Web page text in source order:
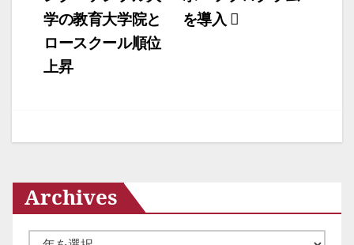
ビ
ゲ
ー
を導入
学の教育大学院と
ロースクール順位
上昇
Archives